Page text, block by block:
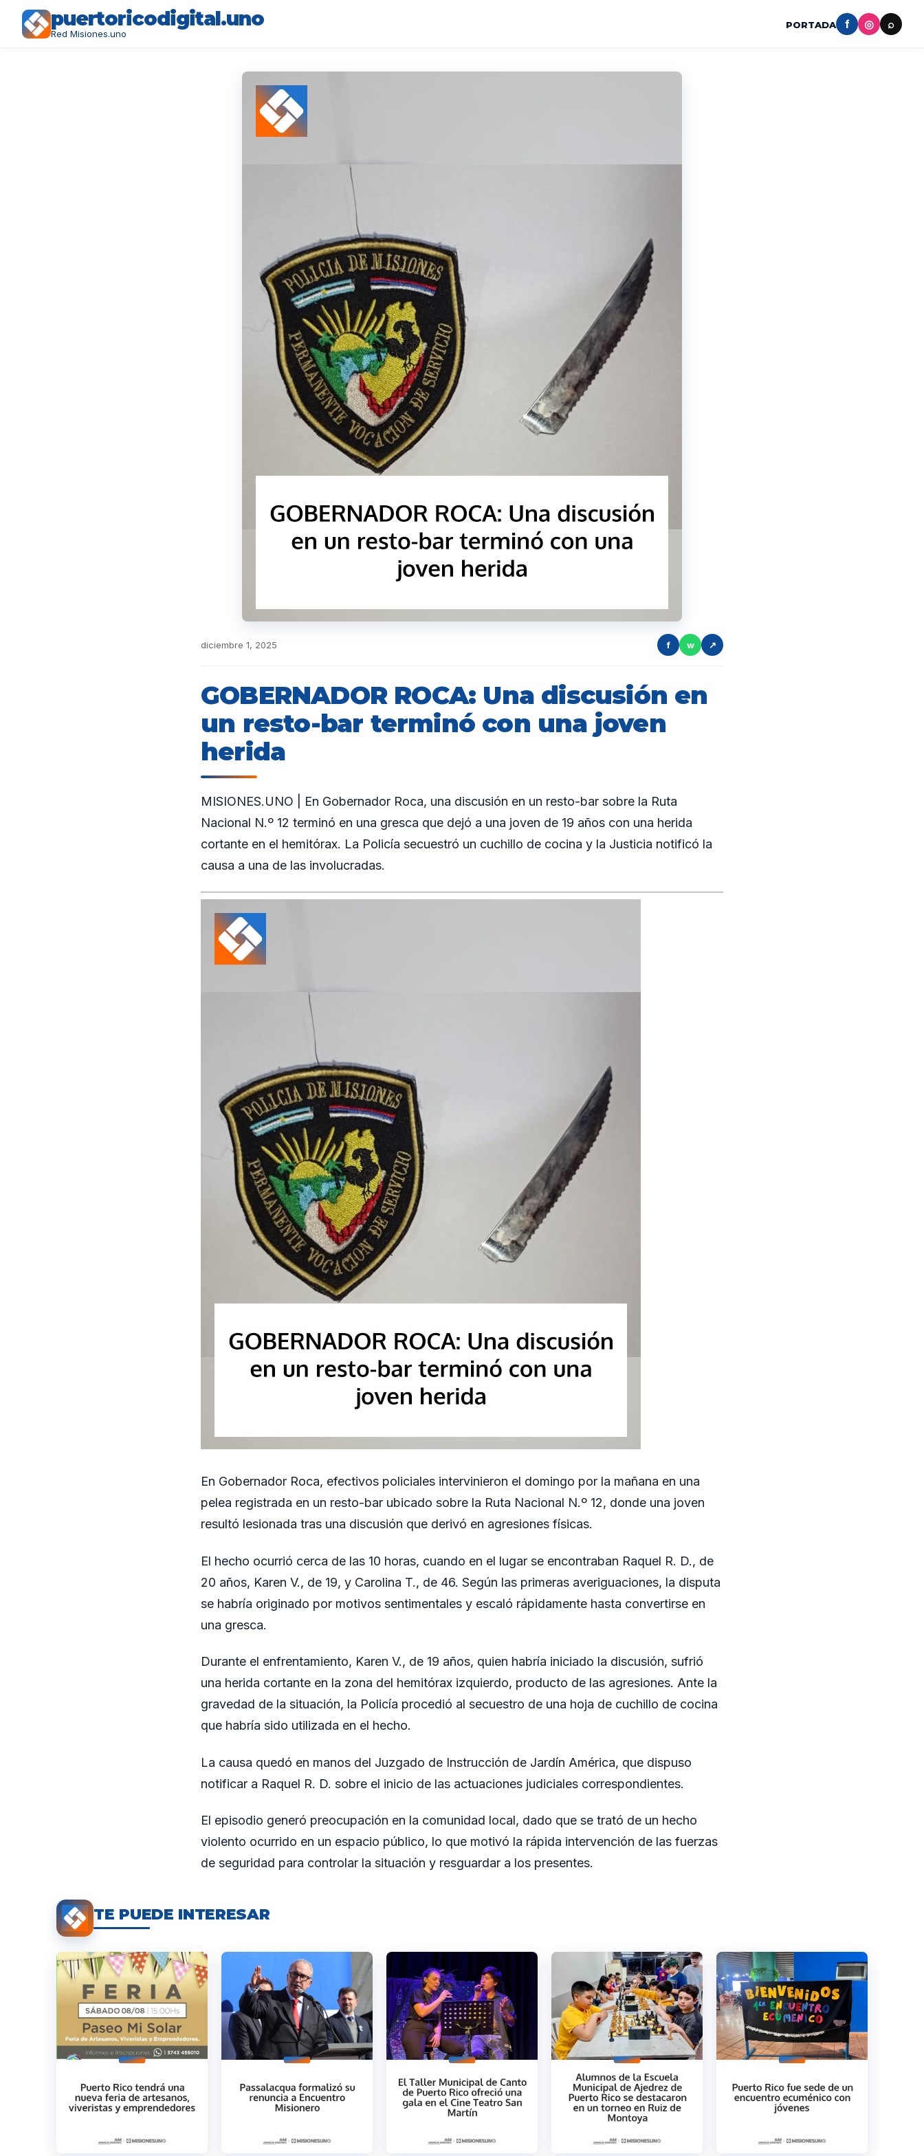
puertoricodigital.uno
Red Misiones.uno
PORTADA f ◎ ⌕
diciembre 1, 2025 f w ↗
GOBERNADOR ROCA: Una discusión en
un resto-bar terminó con una joven
herida
MISIONES.UNO | En Gobernador Roca, una discusión en un resto-bar sobre la Ruta
Nacional N.º 12 terminó en una gresca que dejó a una joven de 19 años con una herida
cortante en el hemitórax. La Policía secuestró un cuchillo de cocina y la Justicia notificó la
causa a una de las involucradas.
En Gobernador Roca, efectivos policiales intervinieron el domingo por la mañana en una
pelea registrada en un resto-bar ubicado sobre la Ruta Nacional N.º 12, donde una joven
resultó lesionada tras una discusión que derivó en agresiones físicas.
El hecho ocurrió cerca de las 10 horas, cuando en el lugar se encontraban Raquel R. D., de
20 años, Karen V., de 19, y Carolina T., de 46. Según las primeras averiguaciones, la disputa
se habría originado por motivos sentimentales y escaló rápidamente hasta convertirse en
una gresca.
Durante el enfrentamiento, Karen V., de 19 años, quien habría iniciado la discusión, sufrió
una herida cortante en la zona del hemitórax izquierdo, producto de las agresiones. Ante la
gravedad de la situación, la Policía procedió al secuestro de una hoja de cuchillo de cocina
que habría sido utilizada en el hecho.
La causa quedó en manos del Juzgado de Instrucción de Jardín América, que dispuso
notificar a Raquel R. D. sobre el inicio de las actuaciones judiciales correspondientes.
El episodio generó preocupación en la comunidad local, dado que se trató de un hecho
violento ocurrido en un espacio público, lo que motivó la rápida intervención de las fuerzas
de seguridad para controlar la situación y resguardar a los presentes.
TE PUEDE INTERESAR